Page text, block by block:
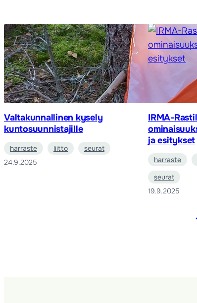
Valtakunnallinen kysely
kuntosuunnistajille
harraste liitto
seurat
24.9.2025
IRMA-
ja esitykset
harraste
seurat
19.9.2025